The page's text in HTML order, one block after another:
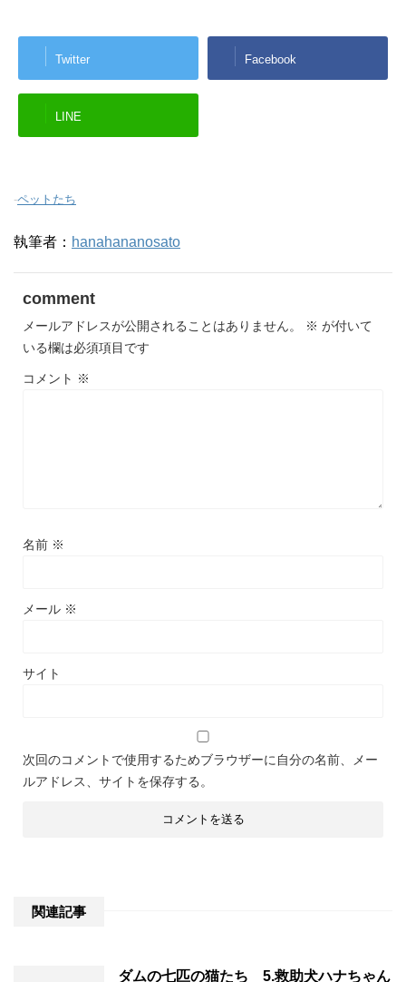
Twitter Facebook
LINE
-ペットたち
執筆者： hanahananosato
comment
メールアドレスが公開されることはありません。 ※ が付いて
いる欄は必須項目です
コメント ※
名前 ※
メール ※
サイト
次回のコメントで使用するためブラウザーに自分の名前、メー
ルアドレス、サイトを保存する。
関連記事
ダムの七匹の猫たち 5.救助犬ハナちゃん